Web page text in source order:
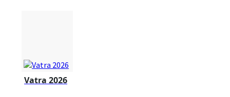
Vatra 2026